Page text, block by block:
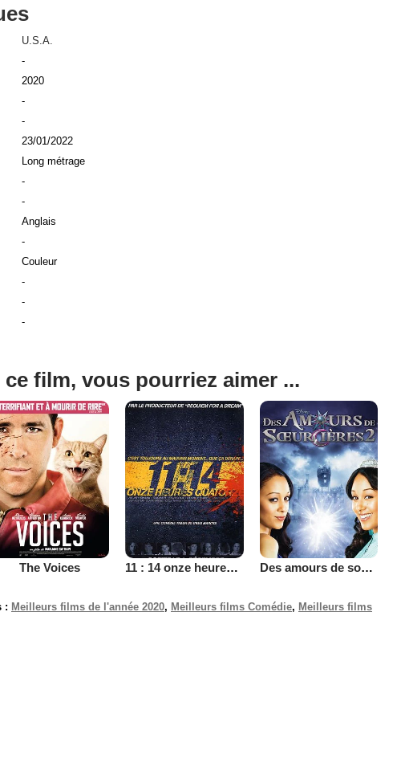
U.S.A.
-
2020
-
-
23/01/2022
Long métrage
-
-
Anglais
-
Couleur
-
-
-
film, vous pourriez aimer ...
The Voices 11 : 14 onze heures quatorze Des amours de soeurcières 2
: Meilleurs films de l'année 2020, Meilleurs films Comédie, Meilleurs films